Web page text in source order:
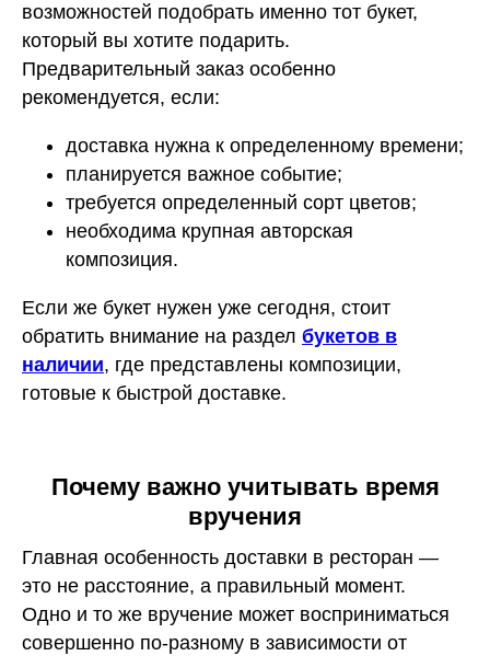
возможностей подобрать именно тот букет,
который вы хотите подарить.
Предварительный заказ особенно
рекомендуется, если:
доставка нужна к определенному времени;
планируется важное событие;
требуется определенный сорт цветов;
необходима крупная авторская
композиция.
Если же букет нужен уже сегодня, стоит
обратить внимание на раздел букетов в
наличии, где представлены композиции,
готовые к быстрой доставке.
Почему важно учитывать время
вручения
Главная особенность доставки в ресторан —
это не расстояние, а правильный момент.
Одно и то же вручение может восприниматься
совершенно по-разному в зависимости от